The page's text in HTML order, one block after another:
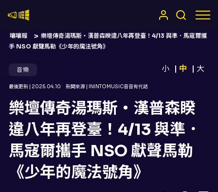
嚷嚷報
樂壇傳奇湯瑪斯・漢普森睽違八年再登臺！4/13 與準．馬寇爾攜
手 NSO 獻聲馬勒《少年的魔法號角》
音樂 小 中 大
最後更新 | 2025.04.10 新聞來源 | ININTOMUSIC音音有代誌
樂壇傳奇湯瑪斯・漢普森睽
違八年再登臺！4/13 與準．
馬寇爾攜手 NSO 獻聲馬勒
《少年的魔法號角》